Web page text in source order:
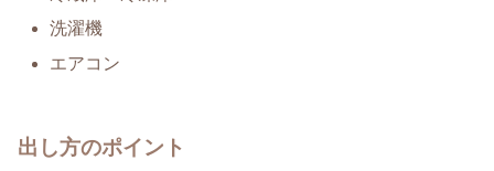
洗濯機
エアコン
出し方のポイント